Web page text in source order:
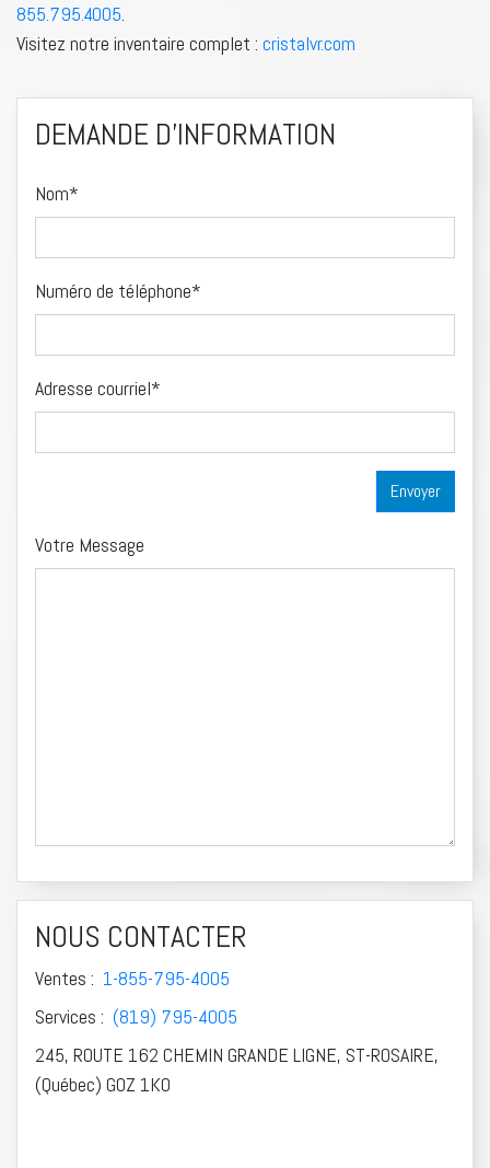
855.795.4005.
Visitez notre inventaire complet : cristalvr.com
DEMANDE D'INFORMATION
Nom*
Numéro de téléphone*
Adresse courriel*
Votre Message
NOUS CONTACTER
Ventes : 1-855-795-4005
Services : (819) 795-4005
245, ROUTE 162 CHEMIN GRANDE LIGNE, ST-ROSAIRE,
(Québec) G0Z 1K0